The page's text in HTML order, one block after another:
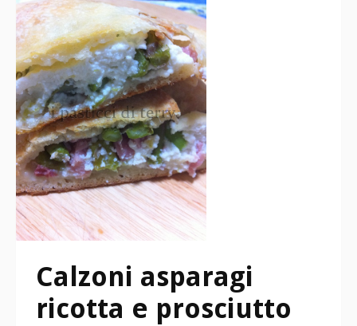
Calzoni asparagi
ricotta e prosciutto